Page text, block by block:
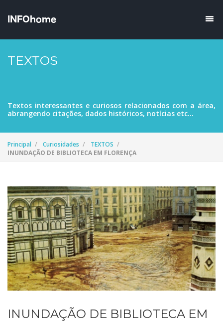
TEXTOS
Textos interessantes e curiosos relacionados com a área,
abrangendo citações, dados históricos, notícias etc...
Principal Curiosidades
TEXTOS
INUNDAÇÃO DE BIBLIOTECA EM FLORENÇA
INUNDAÇÃO DE BIBLIOTECA EM